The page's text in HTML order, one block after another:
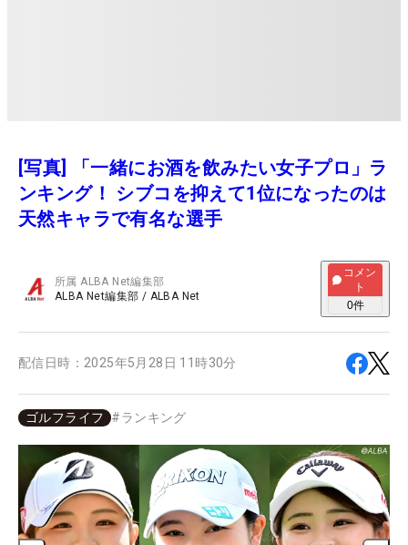
[写真] 「一緒にお酒を飲みたい女子プロ」ラ
ンキング！ シブコを抑えて1位になったのは
天然キャラで有名な選手
所属ALBA Net編集部
ALBA Net編集部 / ALBA Net
コメン
ト
0件
配信日時： 2025年5月28日 11時30分
ゴルフライフ #ランキング